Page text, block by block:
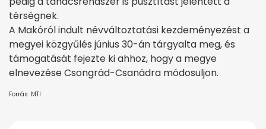
térségnek.
A Makóról indult névváltoztatási kezdeményezést a
megyei közgyűlés június 30-án tárgyalta meg, és
támogatását fejezte ki ahhoz, hogy a megye
elnevezése Csongrád-Csanádra módosuljon.
Forrás: MTI